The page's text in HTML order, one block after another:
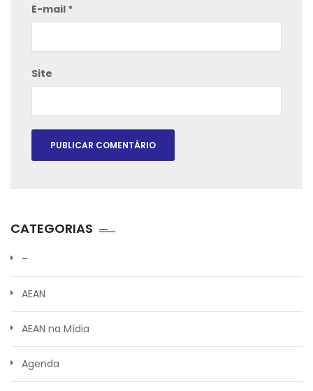
E-mail *
Site
CATEGORIAS
–
AEAN
AEAN na Mídia
Agenda